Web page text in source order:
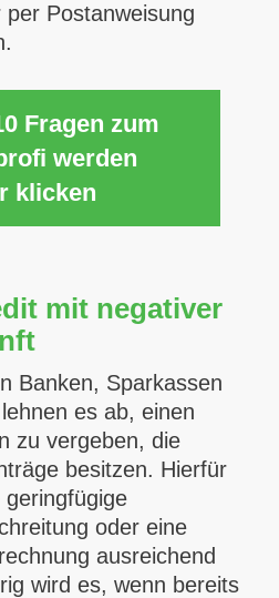
Postanweisung
Fragen zum
werden
klicken
mit negativer
Banken, Sparkassen
es ab, einen
zu vergeben, die
besitzen. Hierfür
geringfügige
oder eine
ausreichend
wird es, wenn bereits